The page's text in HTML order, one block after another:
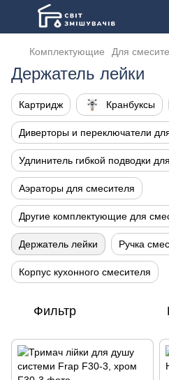
Комплектующие Для
Держатель лейки
Картридж Кранбуксы
Диверторы и переключатели
Удлинитель гибкой подводки
Аэраторы для смесителя
Другие комплектующие для
Держатель лейки Ручка
Корпус кухонного смесителя
Фильтр